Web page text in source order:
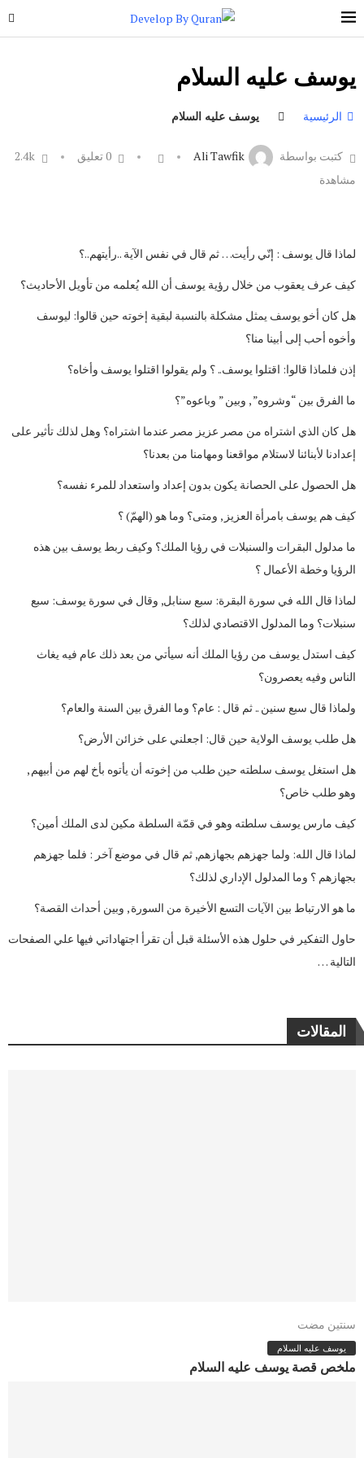
يوسف عليه السلام
الرئيسية يوسف عليه السلام
كتبت بواسطة Ali Tawfik
2.4k
مشاهدة
لماذا قال يوسف : إنّي رأيت… ثم قال في نفس الآية ..رأيتهم..؟
كيف عرف يعقوب من خلال رؤية يوسف أن الله يُعلمه من تأويل الأحاديث؟
هل كان أخو يوسف يمثل مشكلة بالنسبة لبقية إخوته حين قالوا: ليوسف
وأخوه أحب إلى أبينا منا؟
إذن فلماذا قالوا: اقتلوا يوسف.. ؟ ولم يقولوا اقتلوا يوسف وأخاه؟
ما الفرق بين “وشروه” , وبين ” وباعوه”؟
هل كان الذي اشتراه من مصر عزيز مصر عندما اشتراه؟ وهل لذلك تأثير على
إعدادنا لأبنائنا لاستلام مواقعنا ومهامنا من بعدنا؟
هل الحصول على الحصانة يكون بدون إعداد واستعداد للمرء نفسه؟
كيف هم يوسف بامرأة العزيز , ومتى؟ وما هو (الهمّ) ؟
ما مدلول البقرات والسنبلات في رؤيا الملك؟ وكيف ربط يوسف بين هذه
الرؤيا وخطة الأعمال ؟
لماذا قال الله في سورة البقرة: سبع سنابل, وقال في سورة يوسف: سبع
سنبلات؟ وما المدلول الاقتصادي لذلك؟
كيف استدل يوسف من رؤيا الملك أنه سيأتي من بعد ذلك عام فيه يغاث
الناس وفيه يعصرون؟
ولماذا قال سبع سنين .. ثم قال : عام؟ وما الفرق بين السنة والعام؟
هل طلب يوسف الولاية حين قال: اجعلني على خزائن الأرض؟
هل استغل يوسف سلطته حين طلب من إخوته أن يأتوه بأخ لهم من أبيهم ,
وهو طلب خاص؟
كيف مارس يوسف سلطته وهو في قمّة السلطة مكين لدى الملك أمين؟
لماذا قال الله: ولما جهزهم بجهازهم, ثم قال في موضع آخر : فلما جهزهم
بجهازهم ؟ وما المدلول الإداري لذلك؟
ما هو الارتباط بين الآيات التسع الأخيرة من السورة , وبين أحداث القصة؟
حاول التفكير في حلول هذه الأسئلة قبل أن تقرأ اجتهاداتي فيها علي الصفحات
التالية …
المقالات
سنتين مضت
يوسف عليه السلام
ملخص قصة يوسف عليه السلام